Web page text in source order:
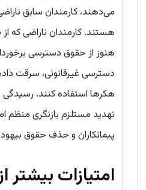
می‌دهند، کارمندان سابق ناراضی
هستند. کارمندان ناراضی که
هنوز از حقوق دسترسی
دسترسی غیرقانونی، سرقت
هکرها استفاده کنند.
تهدید مستلزم بازنگری منظم
پیمانکاران و حذف حقوق
امتیازات بیشتر